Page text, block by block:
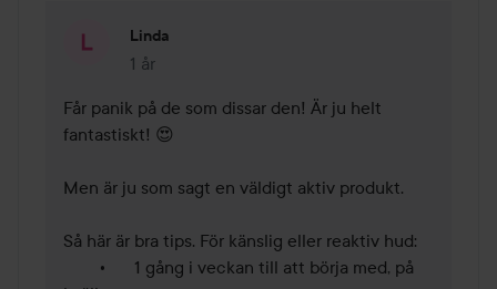
Linda
1 år
Kommentaren lades 1 år
Får panik på de som dissar den! Är ju helt
fantastiskt! 😍
Men är ju som sagt en väldigt aktiv produkt.
Så här är bra tips. För känslig eller reaktiv hud: